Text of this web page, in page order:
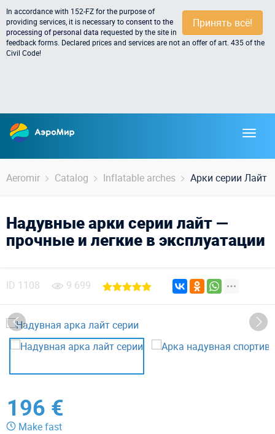
Принять всё!
In accordance with 152-FZ for the purpose of
providing services, it is necessary toconsent to the
processing of personal data requested by the site in
feedback forms. Declared prices and services are not an offer of art. 435 of the
Civil Code!
Aeromir Catalog Inflatable arches Арки серии Лайт
Надувные арки серии лайт —
прочные и легкие в эксплуатации
ID 1108 9 699
196 €
Make fast